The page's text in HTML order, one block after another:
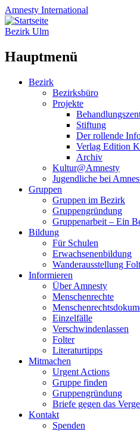
Amnesty International
Bezirk Ulm
Hauptmenü
Zum
Bezirk
Bezirksbüro
Projekte
Stiftung
Der rollende
Verlag Edition
Archiv
Kultur@Amnesty
Jugendliche bei
Gruppen
Gruppen im Bezirk
Gruppengründung
Gruppenarbeit – Ein
Bildung
Für Schulen
Erwachsenenbildung
Wanderausstellung
Informieren
Über Amnesty
Menschenrechte
Einzelfälle
Verschwindenlassen
Folter
Literaturtipps
Mitmachen
Urgent Actions
Gruppe finden
Gruppengründung
Briefe gegen das
Kontakt
Spenden